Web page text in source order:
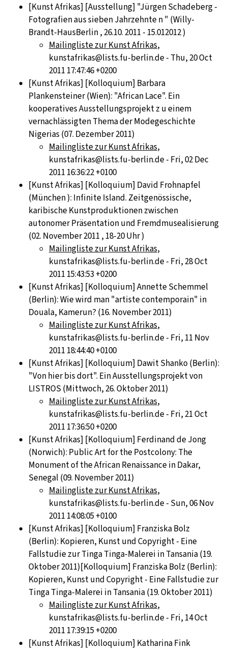
[Kunst Afrikas] [Ausstellung] "Jürgen Schadeberg -
Fotografien aus sieben Jahrzehnte n " (Willy-
Brandt-HausBerlin , 26.10. 2011 - 15.012012 )
Mailingliste zur Kunst Afrikas,
kunstafrikas@lists.fu-berlin.de - Thu, 20 Oct
2011 17:47:46 +0200
[Kunst Afrikas] [Kolloquium] Barbara
Plankensteiner (Wien): "African Lace". Ein
kooperatives Ausstellungsprojekt z u einem
vernachlässigten Thema der Modegeschichte
Nigerias (07. Dezember 2011)
Mailingliste zur Kunst Afrikas,
kunstafrikas@lists.fu-berlin.de - Fri, 02 Dec
2011 16:36:22 +0100
[Kunst Afrikas] [Kolloquium] David Frohnapfel
(München ): Infinite Island. Zeitgenössische,
karibische Kunstproduktionen zwischen
autonomer Präsentation und Fremdmusealisierung
(02. November 2011 , 18-20 Uhr )
Mailingliste zur Kunst Afrikas,
kunstafrikas@lists.fu-berlin.de - Fri, 28 Oct
2011 15:43:53 +0200
[Kunst Afrikas] [Kolloquium] Annette Schemmel
(Berlin): Wie wird man "artiste contemporain" in
Douala, Kamerun? (16. November 2011)
Mailingliste zur Kunst Afrikas,
kunstafrikas@lists.fu-berlin.de - Fri, 11 Nov
2011 18:44:40 +0100
[Kunst Afrikas] [Kolloquium] Dawit Shanko (Berlin):
"Von hier bis dort". Ein Ausstellungsprojekt von
LISTROS (Mittwoch, 26. Oktober 2011)
Mailingliste zur Kunst Afrikas,
kunstafrikas@lists.fu-berlin.de - Fri, 21 Oct
2011 17:36:50 +0200
[Kunst Afrikas] [Kolloquium] Ferdinand de Jong
(Norwich): Public Art for the Postcolony: The
Monument of the African Renaissance in Dakar,
Senegal (09. November 2011)
Mailingliste zur Kunst Afrikas,
kunstafrikas@lists.fu-berlin.de - Sun, 06 Nov
2011 14:08:05 +0100
[Kunst Afrikas] [Kolloquium] Franziska Bolz
(Berlin): Kopieren, Kunst und Copyright - Eine
Fallstudie zur Tinga Tinga-Malerei in Tansania (19.
Oktober 2011)[Kolloquium] Franziska Bolz (Berlin):
Kopieren, Kunst und Copyright - Eine Fallstudie zur
Tinga Tinga-Malerei in Tansania (19. Oktober 2011)
Mailingliste zur Kunst Afrikas,
kunstafrikas@lists.fu-berlin.de - Fri, 14 Oct
2011 17:39:15 +0200
[Kunst Afrikas] [Kolloquium] Katharina Fink